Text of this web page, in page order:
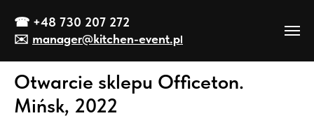
☎ +48 730 207 272
✉️ manager@kitchen-event.pl
Otwarcie sklepu Officeton.
Mińsk, 2022